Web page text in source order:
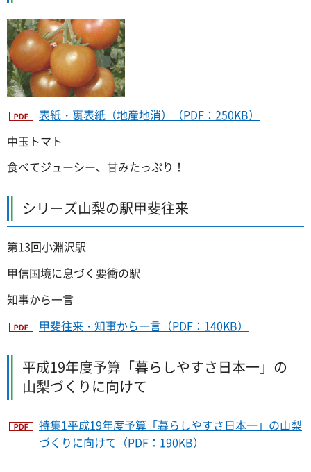
表紙・裏表紙（地産地消）（PDF：250KB）
中玉トマト
食べてジューシー、甘みたっぷり！
シリーズ山梨の駅甲斐往来
第13回小淵沢駅
甲信国境に息づく要衝の駅
知事から一言
甲斐往来・知事から一言（PDF：140KB）
平成19年度予算「暮らしやすさ日本一」の
山梨づくりに向けて
特集1平成19年度予算「暮らしやすさ日本一」の山梨
づくりに向けて（PDF：190KB）